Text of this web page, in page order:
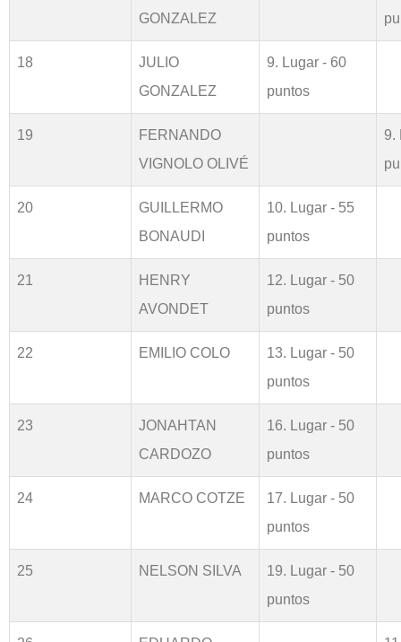
GONZALEZ
18
JULIO
GONZALEZ
9. Lugar - 60
puntos
19
FERNANDO
VIGNOLO OLIVÉ
9.
20
GUILLERMO
BONAUDI
10. Lugar - 55
puntos
21
HENRY
AVONDET
12. Lugar - 50
puntos
22 EMILIO COLO
13. Lugar - 50
puntos
23
JONAHTAN
CARDOZO
16. Lugar - 50
puntos
24 MARCO COTZE
17. Lugar - 50
puntos
25 NELSON SILVA
19. Lugar - 50
puntos